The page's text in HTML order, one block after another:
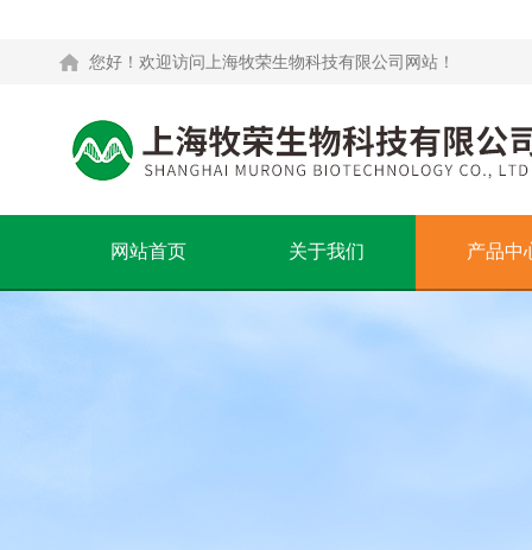
您好！欢迎访问上海牧荣生物科技有限公司网站！
网站首页 关于我们 产品中